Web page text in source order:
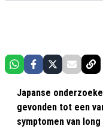
Japanse
gevonden tot een
symptomen van long